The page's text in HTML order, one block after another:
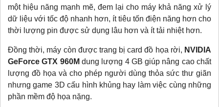
một hiệu năng mạnh mẽ, đem lại cho máy khả năng xử lý
dữ liệu với tốc độ nhanh hơn, ít tiêu tốn điện năng hơn cho
thời lượng pin được sử dụng lâu hơn và ít tải nhiệt hơn.
Đồng thời, máy còn được trang bị card đồ họa rời, NVIDIA
GeForce GTX 960M dung lượng 4 GB giúp nâng cao chất
lượng đồ họa và cho phép người dùng thỏa sức thư giãn
nhưng game 3D cấu hình khủng hay làm việc cùng những
phần mềm độ họa nặng.